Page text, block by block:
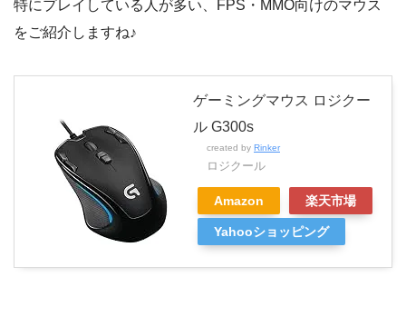
特にプレイしている人が多い、FPS・MMO向けのマウス
をご紹介しますね♪
ゲーミングマウス ロジクー
ル G300s
created by Rinker
ロジクール
Amazon 楽天市場
Yahooショッピング